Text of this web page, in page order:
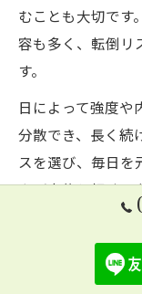
むことも大切です
容も多く、転倒リ
す。
日によって強度や
分散でき、長く続
スを選び、毎日を
やご家族と相談し
パジャマ姿で
「笑える❗️介護予